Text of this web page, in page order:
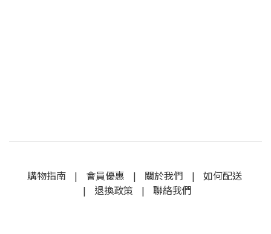
購物指南| 會員優惠 | 關於我們 | 如何配送
| 退換政策 | 聯絡我們